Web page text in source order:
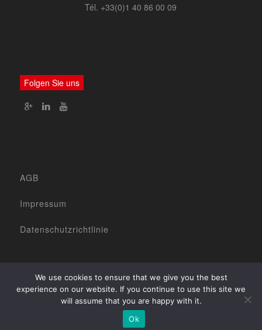
Tél. +33(0)1 40 86 00 09
Folgen Sie uns
AGB
Impressum
Datenschutzrichtlinie
2017 ©
Das Unternehmen
We use cookies to ensure that we give you the best
experience on our website. If you continue to use this site we
will assume that you are happy with it.
Ok